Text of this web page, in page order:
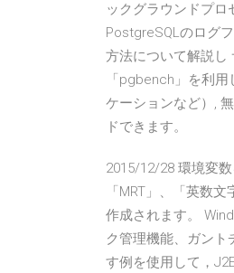
ックグラウンドプロ
PostgreSQLのログ
方法について解説し
「pgbench」を利
ケーションなど）,
ドできます。
2015/12/28 環境変
「MRT」、「英数
作成されます。
ク管理機能、ガン
す例を使用して，